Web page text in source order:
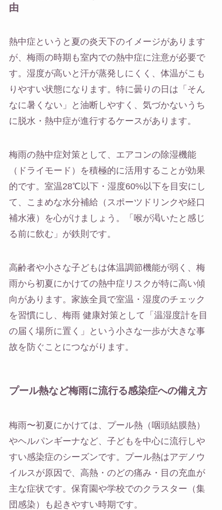
由
熱中症というと夏の炎天下のイメージがあります
が、梅雨の時期も室内での熱中症に注意が必要で
す。湿度が高いと汗が蒸発しにくく、体温がこも
りやすい状態になります。特に曇りの日は「そん
なに暑くない」と油断しやすく、気づかないうち
に脱水・熱中症が進行するケースがあります。
梅雨の熱中症対策として、エアコンの除湿機能
（ドライモード）を積極的に活用することが効果
的です。室温28℃以下・湿度60%以下を目安にし
て、こまめな水分補給（スポーツドリンクや経口
補水液）を心がけましょう。「喉が渇いたと感じ
る前に飲む」が鉄則です。
高齢者や小さな子どもは体温調節機能が弱く、梅
雨から初夏にかけての熱中症リスクが特に高い傾
向があります。家族全員で室温・湿度のチェック
を習慣にし、梅雨 健康対策として「温湿度計を目
の届く場所に置く」という小さな一歩が大きな事
故を防ぐことにつながります。
プール熱など梅雨に流行る感染症への備え方
梅雨〜初夏にかけては、プール熱（咽頭結膜熱）
やヘルパンギーナなど、子どもを中心に流行しや
すい感染症のシーズンです。プール熱はアデノウ
イルスが原因で、高熱・のどの痛み・目の充血が
主な症状です。保育園や学校でのクラスター（集
団感染）も起きやすい時期です。